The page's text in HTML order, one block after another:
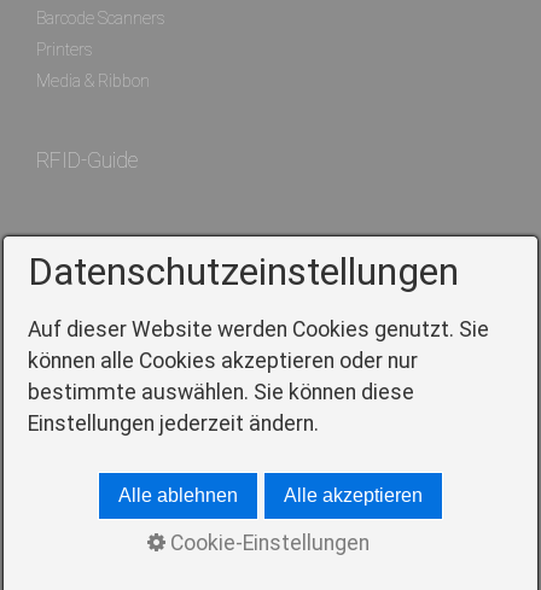
Barcode Scanners
Printers
Media & Ribbon
RFID-Guide
Service
Contact
Directions
Data protection declaration
General terms and conditions
Datenschutzeinstellungen
Auf dieser Website werden Cookies genutzt. Sie
können alle Cookies akzeptieren oder nur
bestimmte auswählen. Sie können diese
Einstellungen jederzeit ändern.
Alle ablehnen Alle akzeptieren
Cookie-Einstellungen